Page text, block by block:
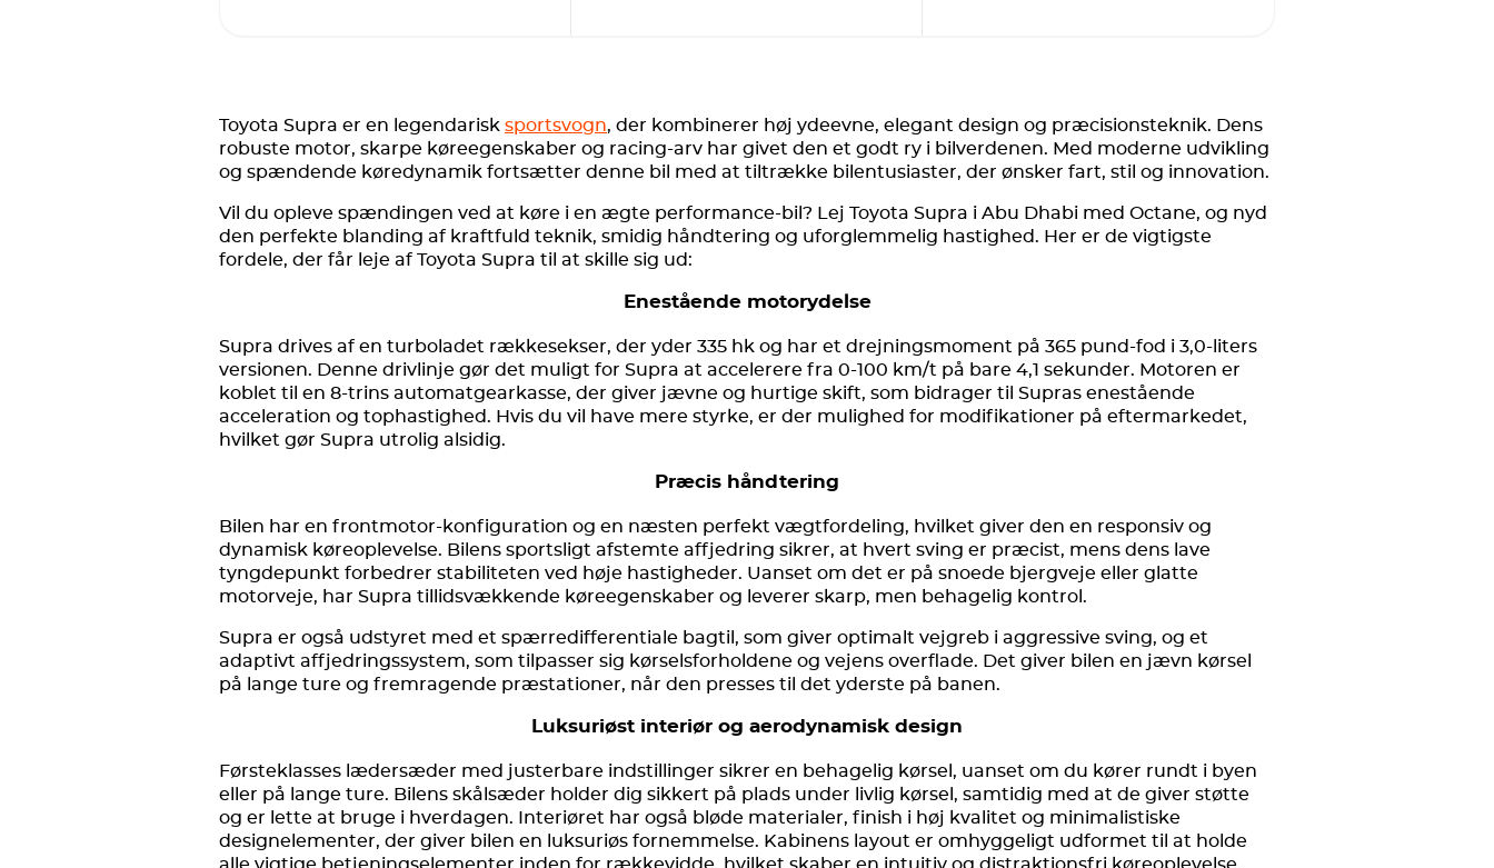
Toyota Supra er en legendarisk sportsvogn, der kombinerer høj ydeevne, elegant design og præcisionsteknik. Dens
robuste motor, skarpe køreegenskaber og racing-arv har givet den et godt ry i bilverdenen. Med moderne udvikling
og spændende køredynamik fortsætter denne bil med at tiltrække bilentusiaster, der ønsker fart, stil og innovation.
Vil du opleve spændingen ved at køre i en ægte performance-bil? Lej Toyota Supra i Abu Dhabi med Octane, og nyd
den perfekte blanding af kraftfuld teknik, smidig håndtering og uforglemmelig hastighed. Her er de vigtigste
fordele, der får leje af Toyota Supra til at skille sig ud:
Enestående motorydelse
Supra drives af en turboladet rækkesekser, der yder 335 hk og har et drejningsmoment på 365 pund-fod i 3,0-liters
versionen. Denne drivlinje gør det muligt for Supra at accelerere fra 0-100 km/t på bare 4,1 sekunder. Motoren er
koblet til en 8-trins automatgearkasse, der giver jævne og hurtige skift, som bidrager til Supras enestående
acceleration og tophastighed. Hvis du vil have mere styrke, er der mulighed for modifikationer på eftermarkedet,
hvilket gør Supra utrolig alsidig.
Præcis håndtering
Bilen har en frontmotor-konfiguration og en næsten perfekt vægtfordeling, hvilket giver den en responsiv og
dynamisk køreoplevelse. Bilens sportsligt afstemte affjedring sikrer, at hvert sving er præcist, mens dens lave
tyngdepunkt forbedrer stabiliteten ved høje hastigheder. Uanset om det er på snoede bjergveje eller glatte
motorveje, har Supra tillidsvækkende køreegenskaber og leverer skarp, men behagelig kontrol.
Supra er også udstyret med et spærredifferentiale bagtil, som giver optimalt vejgreb i aggressive sving, og et
adaptivt affjedringssystem, som tilpasser sig kørselsforholdene og vejens overflade. Det giver bilen en jævn kørsel
på lange ture og fremragende præstationer, når den presses til det yderste på banen.
Luksuriøst interiør og aerodynamisk design
Førsteklasses lædersæder med justerbare indstillinger sikrer en behagelig kørsel, uanset om du kører rundt i byen
eller på lange ture. Bilens skålsæder holder dig sikkert på plads under livlig kørsel, samtidig med at de giver støtte
og er lette at bruge i hverdagen. Interiøret har også bløde materialer, finish i høj kvalitet og minimalistiske
designelementer, der giver bilen en luksuriøs fornemmelse. Kabinens layout er omhyggeligt udformet til at holde